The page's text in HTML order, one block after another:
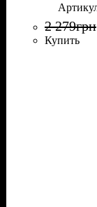
2 279грн
Купить